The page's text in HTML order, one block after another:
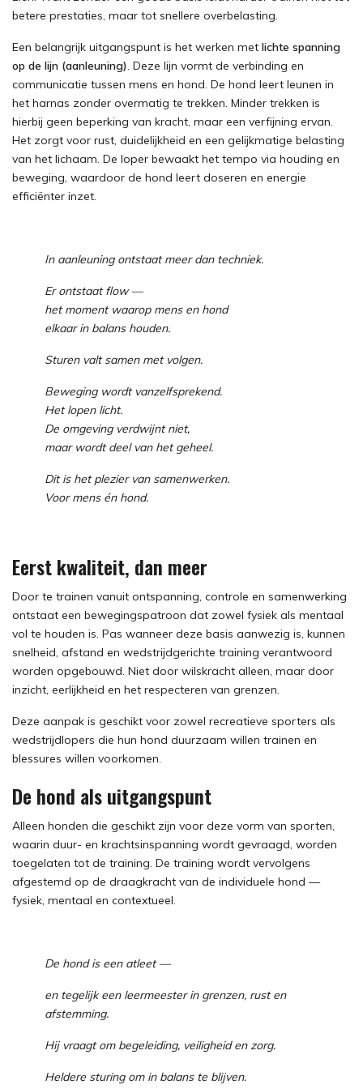
betere prestaties, maar tot snellere overbelasting.
Een belangrijk uitgangspunt is het werken met lichte spanning
op de lijn (aanleuning). Deze lijn vormt de verbinding en
communicatie tussen mens en hond. De hond leert leunen in
het harnas zonder overmatig te trekken. Minder trekken is
hierbij geen beperking van kracht, maar een verfijning ervan.
Het zorgt voor rust, duidelijkheid en een gelijkmatige belasting
van het lichaam. De loper bewaakt het tempo via houding en
beweging, waardoor de hond leert doseren en energie
efficiënter inzet.
In aanleuning ontstaat meer dan techniek.
Er ontstaat flow —
het moment waarop mens en hond
elkaar in balans houden.
Sturen valt samen met volgen.
Beweging wordt vanzelfsprekend.
Het lopen licht.
De omgeving verdwijnt niet,
maar wordt deel van het geheel.
Dit is het plezier van samenwerken.
Voor mens én hond.
Eerst kwaliteit, dan meer
Door te trainen vanuit ontspanning, controle en samenwerking
ontstaat een bewegingspatroon dat zowel fysiek als mentaal
vol te houden is. Pas wanneer deze basis aanwezig is, kunnen
snelheid, afstand en wedstrijdgerichte training verantwoord
worden opgebouwd. Niet door wilskracht alleen, maar door
inzicht, eerlijkheid en het respecteren van grenzen.
Deze aanpak is geschikt voor zowel recreatieve sporters als
wedstrijdlopers die hun hond duurzaam willen trainen en
blessures willen voorkomen.
De hond als uitgangspunt
Alleen honden die geschikt zijn voor deze vorm van sporten,
waarin duur- en krachtsinspanning wordt gevraagd, worden
toegelaten tot de training. De training wordt vervolgens
afgestemd op de draagkracht van de individuele hond —
fysiek, mentaal en contextueel.
De hond is een atleet —
en tegelijk een leermeester in grenzen, rust en
afstemming.
Hij vraagt om begeleiding, veiligheid en zorg.
Heldere sturing om in balans te blijven.